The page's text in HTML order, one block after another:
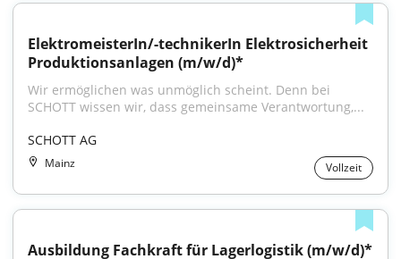
ElektromeisterIn/-technikerIn Elektrosicherheit
Produktionsanlagen (m/w/d)*
Wir ermöglichen was unmöglich scheint. Denn bei
SCHOTT wissen wir, dass gemeinsame Verantwortung,...
SCHOTT AG
Mainz Vollzeit
Ausbildung Fachkraft für Lagerlogistik (m/w/d)*